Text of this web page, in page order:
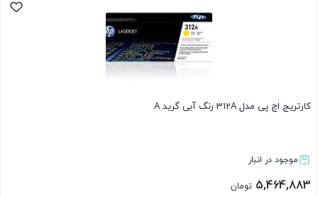
کارتریج اچ پی مدل 312A رنگ آبی گرید A
موجود در انبار
5,464,883 تومان